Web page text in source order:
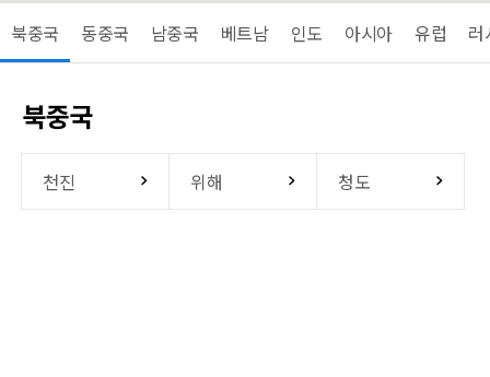
북중국 동중국 남중국 베트남 인도 아시아 유럽 러
북중국
천진 위해 청도